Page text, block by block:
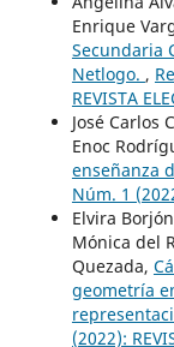
Enrique
Secundaria
Netlogo. ,
REVISTA
José Carlos
Enoc
enseñanza
Núm. 1
Elvira
Mónica del
Quezada,
geometría
(2022):